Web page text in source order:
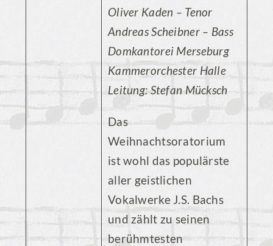
Oliver Kaden – Tenor
Andreas Scheibner – Bass
Domkantorei Merseburg
Kammerorchester Halle
Leitung: Stefan Mücksch
Das
Weihnachtsoratorium
ist wohl das populärste
aller geistlichen
Vokalwerke J.S. Bachs
und zählt zu seinen
berühmtesten